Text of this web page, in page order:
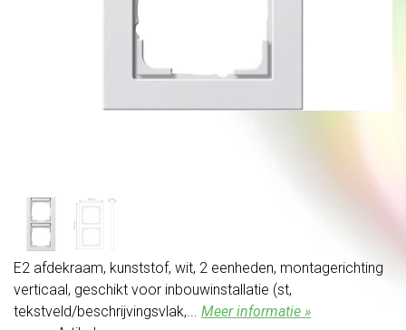
E2 afdekraam, kunststof, wit, 2 eenheden, montagerichting
verticaal, geschikt voor inbouwinstallatie (st,
tekstveld/beschrijvingsvlak,... Meer informatie »